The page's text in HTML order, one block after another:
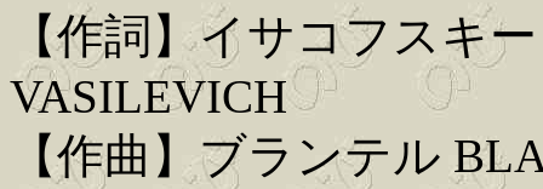
【作詞】イサコフスキ
VASILEVICH
【作曲】ブランテル